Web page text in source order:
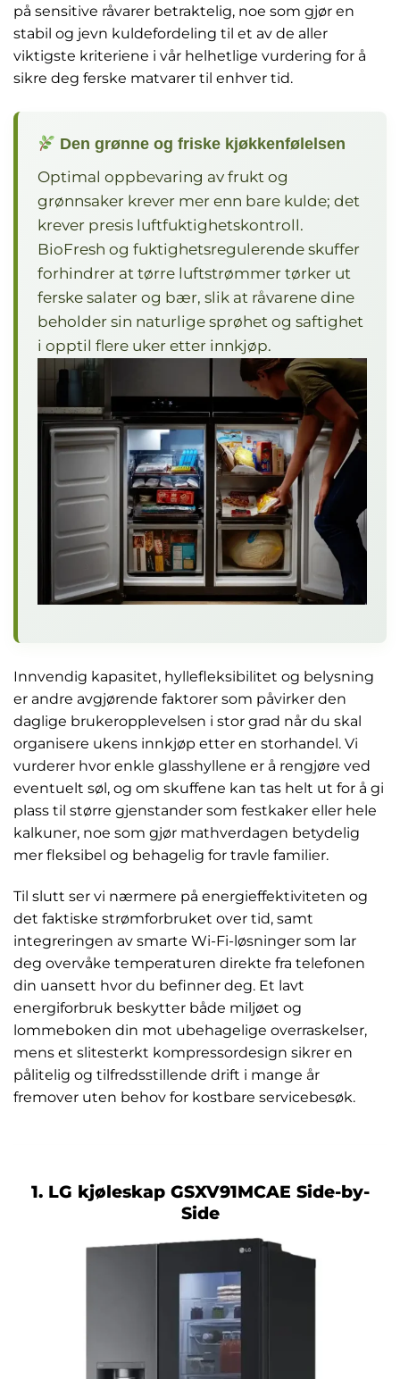
på sensitive råvarer betraktelig, noe som gjør en
stabil og jevn kuldefordeling til et av de aller
viktigste kriteriene i vår helhetlige vurdering for å
sikre deg ferske matvarer til enhver tid.
Den grønne og friske kjøkkenfølelsen
Optimal oppbevaring av frukt og
grønnsaker krever mer enn bare kulde; det
krever presis luftfuktighetskontroll.
BioFresh og fuktighetsregulerende skuffer
forhindrer at tørre luftstrømmer tørker ut
ferske salater og bær, slik at råvarene dine
beholder sin naturlige sprøhet og saftighet
i opptil flere uker etter innkjøp.
Innvendig kapasitet, hyllefleksibilitet og belysning
er andre avgjørende faktorer som påvirker den
daglige brukeropplevelsen i stor grad når du skal
organisere ukens innkjøp etter en storhandel. Vi
vurderer hvor enkle glasshyllene er å rengjøre ved
eventuelt søl, og om skuffene kan tas helt ut for å gi
plass til større gjenstander som festkaker eller hele
kalkuner, noe som gjør mathverdagen betydelig
mer fleksibel og behagelig for travle familier.
Til slutt ser vi nærmere på energieffektiviteten og
det faktiske strømforbruket over tid, samt
integreringen av smarte Wi-Fi-løsninger som lar
deg overvåke temperaturen direkte fra telefonen
din uansett hvor du befinner deg. Et lavt
energiforbruk beskytter både miljøet og
lommeboken din mot ubehagelige overraskelser,
mens et slitesterkt kompressordesign sikrer en
pålitelig og tilfredsstillende drift i mange år
fremover uten behov for kostbare servicebesøk.
1. LG kjøleskap GSXV91MCAE Side-by-
Side